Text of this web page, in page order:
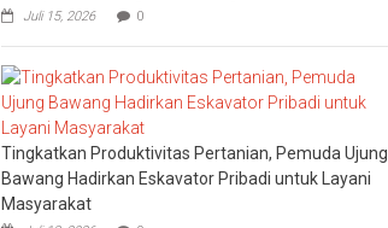
Juli 15, 2026 0
Tingkatkan Produktivitas Pertanian, Pemuda Ujung
Bawang Hadirkan Eskavator Pribadi untuk Layani
Masyarakat